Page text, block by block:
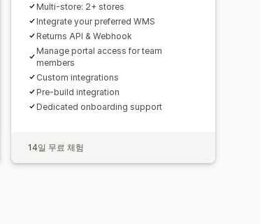
Multi-store: 2+ stores
Integrate your preferred WMS
Returns API & Webhook
Manage portal access for team
members
Custom integrations
Pre-build integration
Dedicated onboarding support
14일 무료 체험